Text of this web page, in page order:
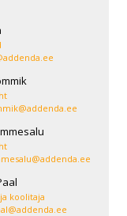
koolitaja